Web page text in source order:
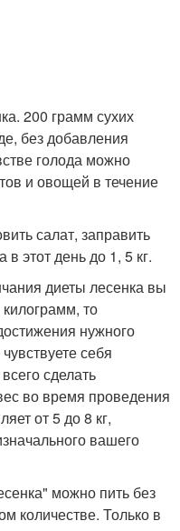
200 грамм сухих
без добавления
голода можно
и овощей в течение
салат, заправить
этот день до 1, 5 кг.
диеты лесенка вы
то
нужного
себя
сделать
во время проведения
от 5 до 8 кг,
вашего
можно пить без
количестве. Только в